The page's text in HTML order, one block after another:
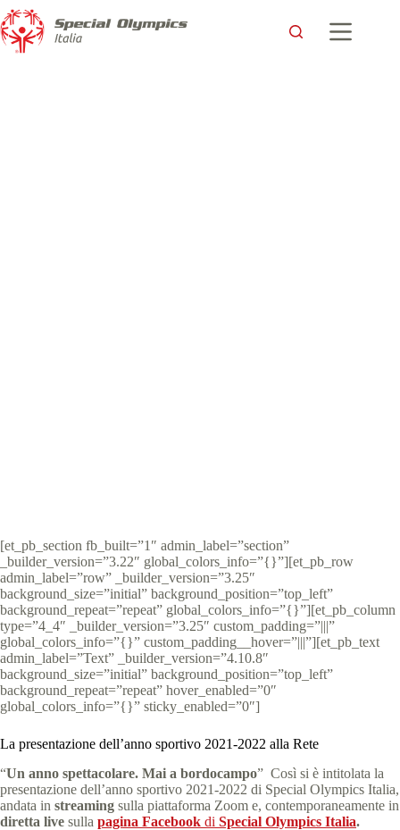
[et_pb_section fb_built=”1″ admin_label=”section”
_builder_version=”3.22″ global_colors_info=”{}”][et_pb_row
admin_label=”row” _builder_version=”3.25″
background_size=”initial” background_position=”top_left”
background_repeat=”repeat” global_colors_info=”{}”][et_pb_column
type=”4_4″ _builder_version=”3.25″ custom_padding=”|||”
global_colors_info=”{}” custom_padding__hover=”|||”][et_pb_text
admin_label=”Text” _builder_version=”4.10.8″
background_size=”initial” background_position=”top_left”
background_repeat=”repeat” hover_enabled=”0″
global_colors_info=”{}” sticky_enabled=”0″]
La presentazione dell’anno sportivo 2021-2022 alla Rete
“Un anno spettacolare. Mai a bordocampo” Così si è intitolata la
presentazione dell’anno sportivo 2021-2022 di Special Olympics Italia,
andata in streaming sulla piattaforma Zoom e, contemporaneamente in
diretta live sulla pagina Facebook di Special Olympics Italia.